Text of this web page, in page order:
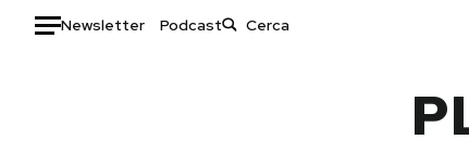
Newsletter Podcast